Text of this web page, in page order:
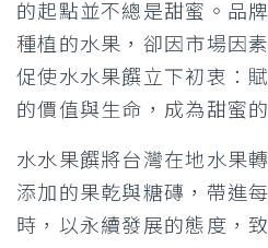
的起點並不總是甜蜜。品
種植的水果，卻因市場因
促使水水果饌立下初衷：
的價值與生命，成為甜蜜
水水果饌將台灣在地水果
添加的果乾與糖磚，帶進
時，以永續發展的態度，